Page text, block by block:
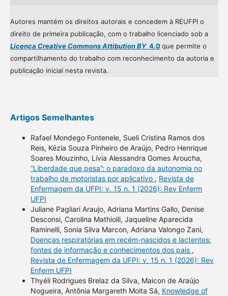
Autores mantém os direitos autorais e concedem à REUFPI o
direito de primeira publicação, com o trabalho licenciado sob a
Licença Creative Commons Attibution BY4.0que permite o
compartilhamento do trabalho com reconhecimento da autoria e
publicação inicial nesta revista.
Artigos Semelhantes
Rafael Mondego Fontenele, Sueli Cristina Ramos dos
Reis, Kézia Souza Pinheiro de Araújo, Pedro Henrique
Soares Mouzinho, Lívia Alessandra Gomes Aroucha,
“Liberdade que pesa”: o paradoxo da autonomia no
trabalho de motoristas por aplicativo , Revista de
Enfermagem da UFPI: v. 15 n. 1 (2026): Rev Enferm
UFPI
Juliane Pagliari Araujo, Adriana Martins Gallo, Denise
Desconsi, Carolina Mathiolli, Jaqueline Aparecida
Raminelli, Sonia Silva Marcon, Adriana Valongo Zani,
Doenças respiratórias em recém-nascidos e lactentes:
fontes de informação e conhecimentos dos pais ,
Revista de Enfermagem da UFPI: v. 15 n. 1 (2026): Rev
Enferm UFPI
Thyéli Rodrigues Brelaz da Silva, Maicon de Araújo
Nogueira, Antônia Margareth Moita Sá, Knowledge of